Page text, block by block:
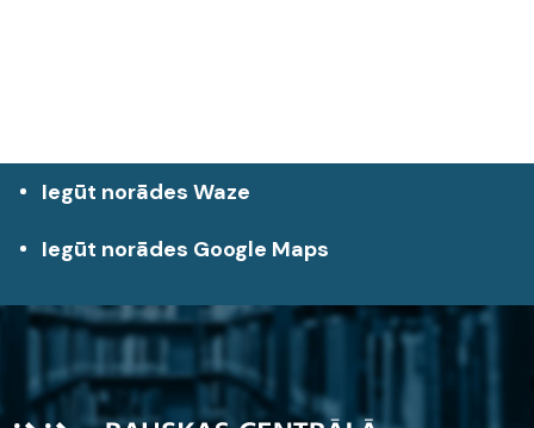
Iegūt norādes Waze
Iegūt norādes Google Maps